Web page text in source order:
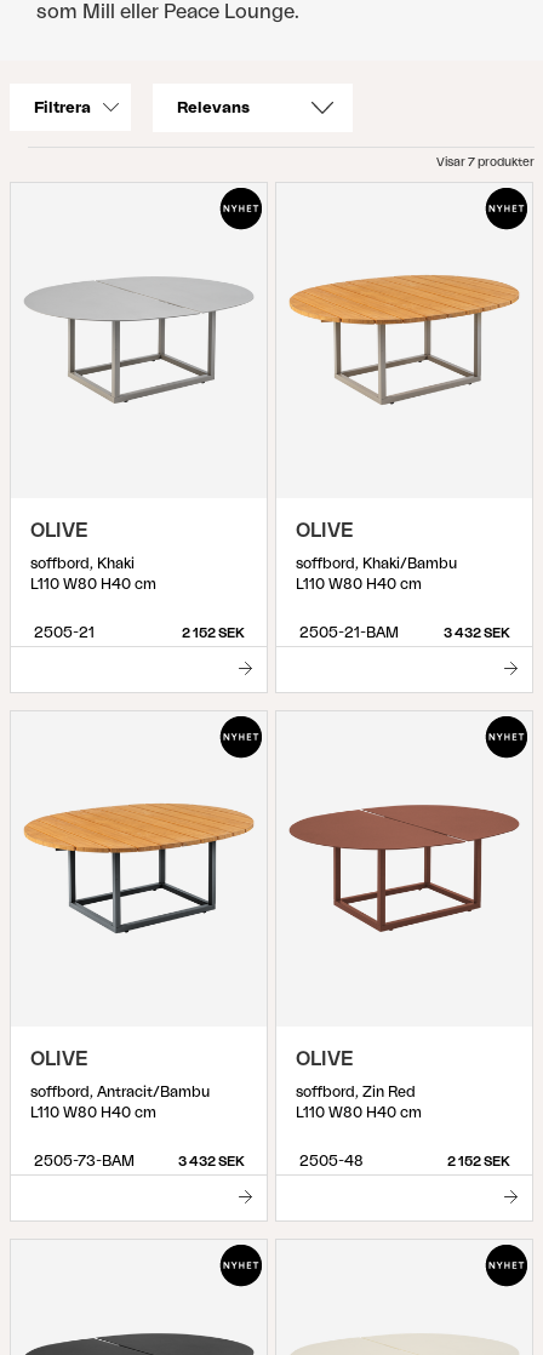
som Mill eller Peace Lounge.
Filtrera
Visar 7 produkter
OLIVE
soffbord, Khaki
L110 W80 H40 cm
2505-21 2 152 SEK
OLIVE
soffbord, Khaki/Bambu
L110 W80 H40 cm
2505-21-BAM 3 432 SEK
OLIVE
soffbord, Antracit/Bambu
L110 W80 H40 cm
2505-73-BAM 3 432 SEK
OLIVE
soffbord, Zin Red
L110 W80 H40 cm
2505-48 2 152 SEK